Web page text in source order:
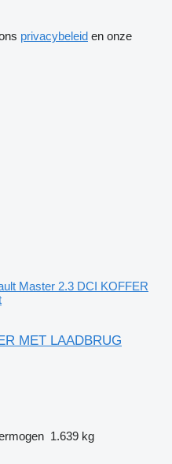
privacybeleid en onze
Master 2.3 DCI KOFFER
MET LAADBRUG
1.639 kg